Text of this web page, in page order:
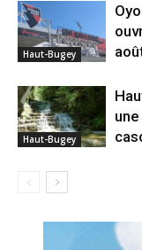
Haut-Bugey
Haut-Bugey